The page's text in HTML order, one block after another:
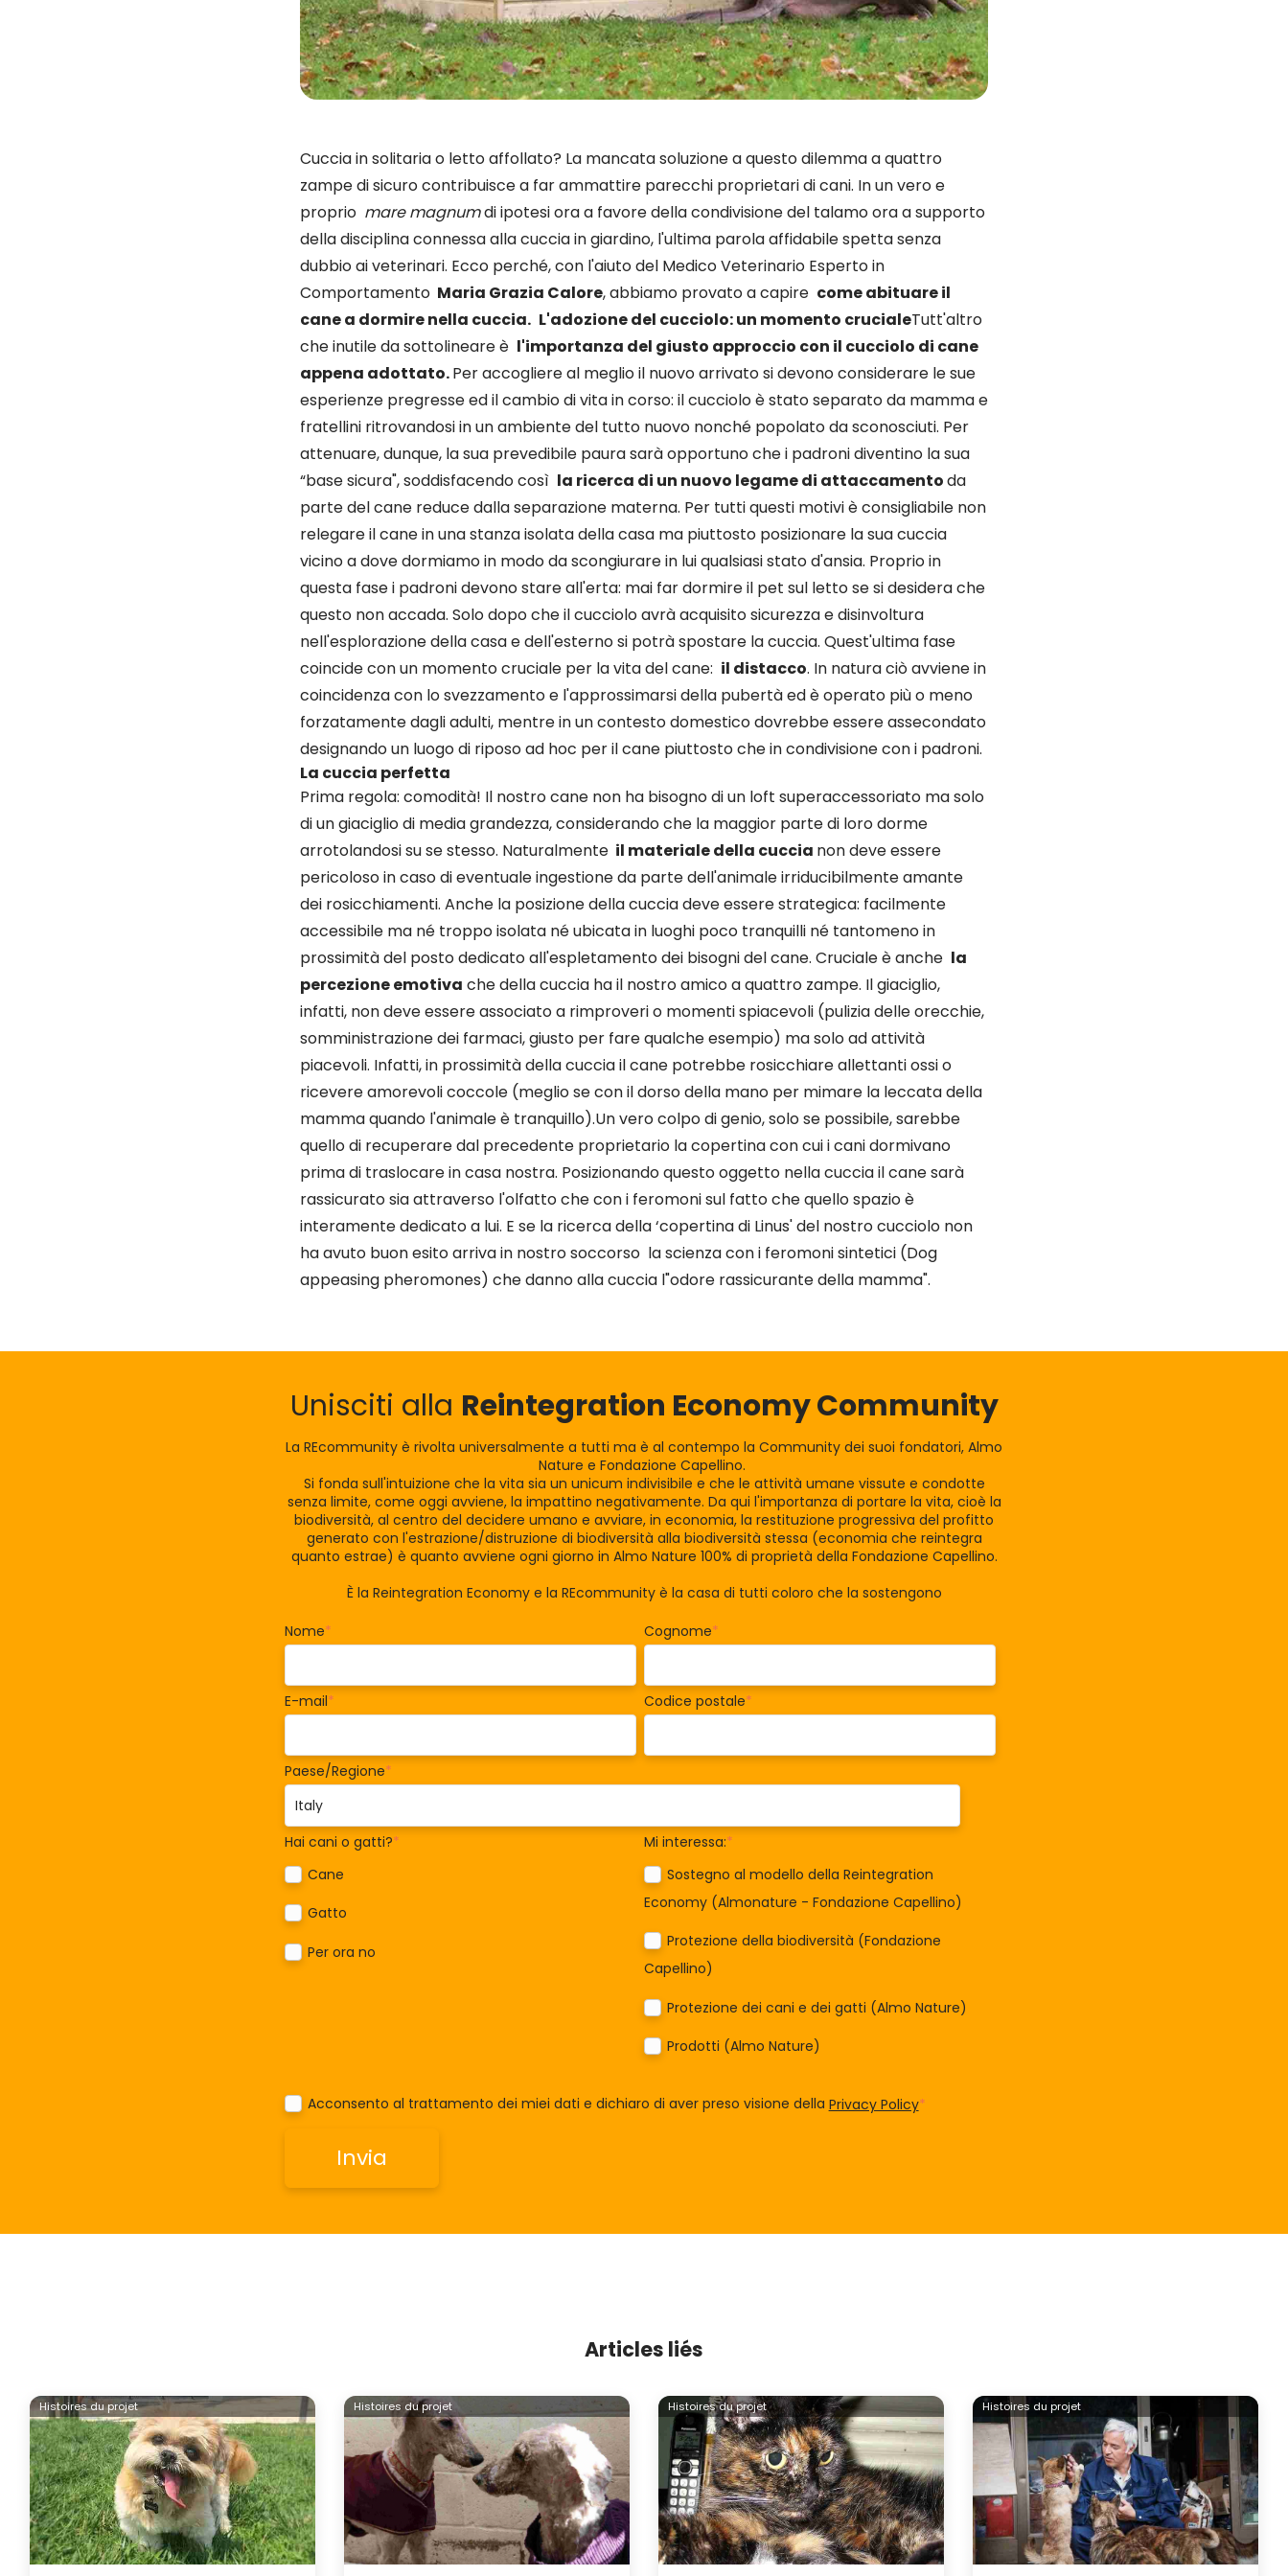
Cuccia in solitaria o letto affollato? La mancata soluzione a questo dilemma a quattro
zampe di sicuro contribuisce a far ammattire parecchi proprietari di cani. In un vero e
proprio mare magnumdi ipotesi ora a favore della condivisione del talamo ora a supporto
della disciplina connessa alla cuccia in giardino, l'ultima parola affidabile spetta senza
dubbio ai veterinari. Ecco perché, con l'aiuto del Medico Veterinario Esperto in
Comportamento Maria Grazia Calore, abbiamo provato a capire come abituare il
cane a dormire nella cuccia. L'adozione del cucciolo: un momento crucialeTutt'altro
che inutile da sottolineare è l'importanza del giusto approccio con il cucciolo di cane
appena adottato.Per accogliere al meglio il nuovo arrivato si devono considerare le sue
esperienze pregresse ed il cambio di vita in corso: il cucciolo è stato separato da mamma e
fratellini ritrovandosi in un ambiente del tutto nuovo nonché popolato da sconosciuti. Per
attenuare, dunque, la sua prevedibile paura sarà opportuno che i padroni diventino la sua
“base sicura", soddisfacendo così la ricerca di un nuovo legame di attaccamentoda
parte del cane reduce dalla separazione materna. Per tutti questi motivi è consigliabile non
relegare il cane in una stanza isolata della casa ma piuttosto posizionare la sua cuccia
vicino a dove dormiamo in modo da scongiurare in lui qualsiasi stato d'ansia. Proprio in
questa fase i padroni devono stare all'erta: mai far dormire il pet sul letto se si desidera che
questo non accada. Solo dopo che il cucciolo avrà acquisito sicurezza e disinvoltura
nell'esplorazione della casa e dell'esterno si potrà spostare la cuccia. Quest'ultima fase
coincide con un momento cruciale per la vita del cane: il distacco. In natura ciò avviene in
coincidenza con lo svezzamento e l'approssimarsi della pubertà ed è operato più o meno
forzatamente dagli adulti, mentre in un contesto domestico dovrebbe essere assecondato
designando un luogo di riposo ad hoc per il cane piuttosto che in condivisione con i padroni.
La cuccia perfetta
Prima regola: comodità! Il nostro cane non ha bisogno di un loft superaccessoriato ma solo
di un giaciglio di media grandezza, considerando che la maggior parte di loro dorme
arrotolandosi su se stesso. Naturalmente il materiale della cuccia non deve essere
pericoloso in caso di eventuale ingestione da parte dell'animale irriducibilmente amante
dei rosicchiamenti. Anche la posizione della cuccia deve essere strategica: facilmente
accessibile ma né troppo isolata né ubicata in luoghi poco tranquilli né tantomeno in
prossimità del posto dedicato all'espletamento dei bisogni del cane. Cruciale è anche la
percezione emotiva che della cuccia ha il nostro amico a quattro zampe. Il giaciglio,
infatti, non deve essere associato a rimproveri o momenti spiacevoli (pulizia delle orecchie,
somministrazione dei farmaci, giusto per fare qualche esempio) ma solo ad attività
piacevoli. Infatti, in prossimità della cuccia il cane potrebbe rosicchiare allettanti ossi o
ricevere amorevoli coccole (meglio se con il dorso della mano per mimare la leccata della
mamma quando l'animale è tranquillo).Un vero colpo di genio, solo se possibile, sarebbe
quello di recuperare dal precedente proprietario la copertina con cui i cani dormivano
prima di traslocare in casa nostra. Posizionando questo oggetto nella cuccia il cane sarà
rassicurato sia attraverso l'olfatto che con i feromoni sul fatto che quello spazio è
interamente dedicato a lui. E se la ricerca della ‘copertina di Linus' del nostro cucciolo non
ha avuto buon esito arriva in nostro soccorso la scienza con i feromoni sintetici (Dog
appeasing pheromones) che danno alla cuccia l"odore rassicurante della mamma".
Unisciti alla Reintegration Economy Community
La REcommunity è rivolta universalmente a tutti ma è al contempo la Community dei suoi fondatori, Almo
Nature e Fondazione Capellino.
Si fonda sull'intuizione che la vita sia un unicum indivisibile e che le attività umane vissute e condotte
senza limite, come oggi avviene, la impattino negativamente. Da qui l'importanza di portare la vita, cioè la
biodiversità, al centro del decidere umano e avviare, in economia, la restituzione progressiva del profitto
generato con l'estrazione/distruzione di biodiversità alla biodiversità stessa (economia che reintegra
quanto estrae) è quanto avviene ogni giorno in Almo Nature 100% di proprietà della Fondazione Capellino.
È la Reintegration Economy e la REcommunity è la casa di tutti coloro che la sostengono
Nome* Cognome*
E-mail* Codice postale*
Paese/Regione*
Hai cani o gatti?*
Cane
Gatto
Per ora no
Mi interessa:*
Sostegno al modello della Reintegration
Economy (Almonature - Fondazione Capellino)
Protezione della biodiversità (Fondazione
Capellino)
Protezione dei cani e dei gatti (Almo Nature)
Prodotti (Almo Nature)
Acconsento al trattamento dei miei dati e dichiaro di aver preso visione della Privacy Policy*
Articles liés
Histoires du projet Histoires du projet Histoires du projet Histoires du projet